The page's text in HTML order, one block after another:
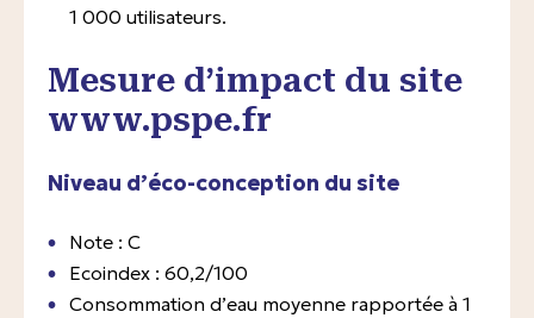
1 000 utilisateurs.
Mesure d’impact du site
www.pspe.fr
Niveau d’éco-conception du site
Note : C
Ecoindex : 60,2/100
Consommation d’eau moyenne rapportée à 1